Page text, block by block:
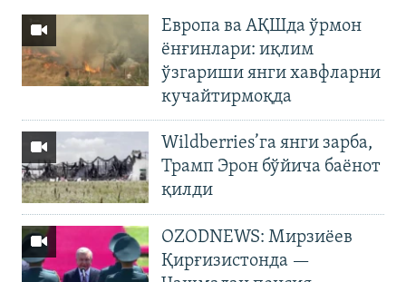
Европа ва АҚШда ўрмон
ёнғинлари: иқлим
ўзгариши янги хавфларни
кучайтирмоқда
Wildberries’га янги зарба,
Трамп Эрон бўйича баёнот
қилди
OZODNEWS: Мирзиёев
Қирғизистонда —